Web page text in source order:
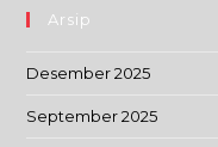
Arsip
Desember 2025
September 2025